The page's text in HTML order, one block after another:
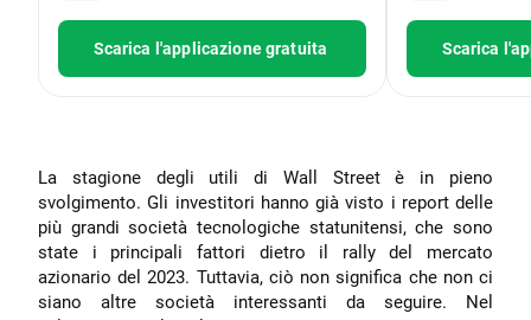
Scarica l'applicazione gratuita Scarica
La stagione degli utili di Wall Street è in pieno
svolgimento. Gli investitori hanno già visto i report delle
più grandi società tecnologiche statunitensi, che sono
state i principali fattori dietro il rally del mercato
azionario del 2023. Tuttavia, ciò non significa che non ci
siano altre società interessanti da seguire. Nel